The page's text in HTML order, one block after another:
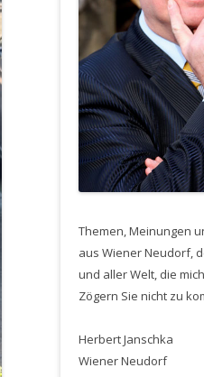
Themen, Meinungen
aus Wiener Neudorf,
und aller Welt, die
Zögern Sie nicht zu
Herbert Janschka
Wiener Neudorf